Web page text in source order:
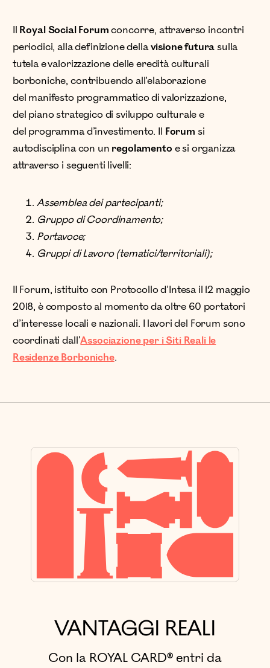
Il Royal Social Forum concorre, attraverso incontri
periodici, alla definizione dellavisionefutura sulla
tutela e valorizzazione delle eredità culturali
borboniche, contribuendo all’elaborazione
del manifesto programmatico di valorizzazione,
del piano strategico di sviluppo culturale e
del programma d’investimento. Il Forum si
autodisciplina con un regolamento e si organizza
attraverso i seguenti livelli:
Assemblea dei partecipanti;
Gruppo di Coordinamento;
Portavoce;
Gruppi di Lavoro (tematici/territoriali);
Il Forum, istituito con Protocollo d’Intesa il 12 maggio
2018, è composto al momento da oltre 60 portatori
d’interesse locali e nazionali. I lavori del Forum sono
coordinati dall’Associazione per i Siti Reali le
Residenze Borboniche.
VANTAGGI REALI
Con la ROYAL CARD® entri da